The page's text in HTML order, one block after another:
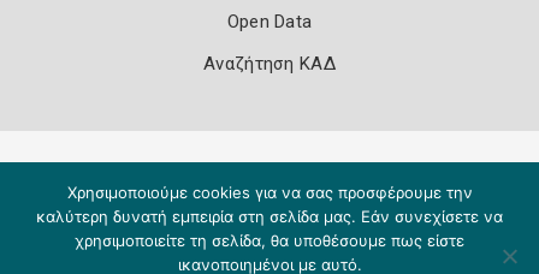
Open Data
Αναζήτηση ΚΑΔ
Χρησιμοποιούμε cookies για να σας προσφέρουμε την
καλύτερη δυνατή εμπειρία στη σελίδα μας. Εάν συνεχίσετε να
χρησιμοποιείτε τη σελίδα, θα υποθέσουμε πως είστε
ικανοποιημένοι με αυτό.
Copyright 2026 Knowledge A.E.